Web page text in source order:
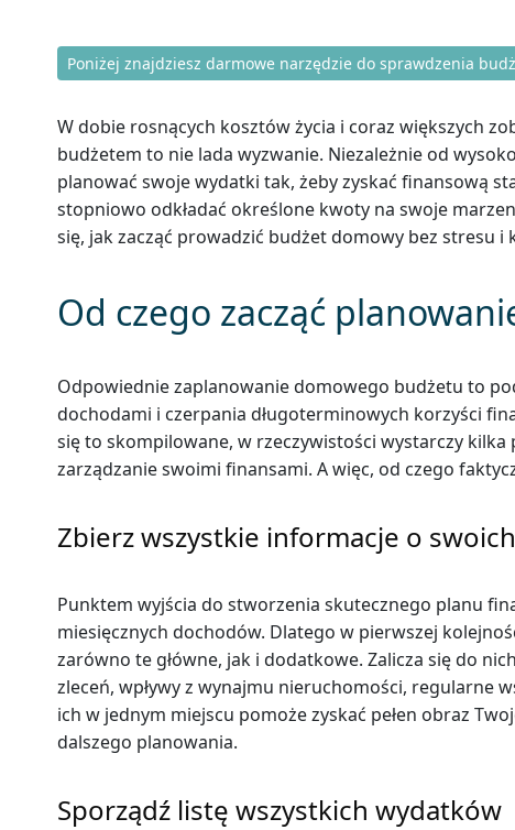
Poniżej znajdziesz darmowe narzędzie do sprawdzenia
W dobie rosnących kosztów życia i coraz większych
budżetem to nie lada wyzwanie. Niezależnie od
planować swoje wydatki tak, żeby zyskać finansową
stopniowo odkładać określone kwoty na swoje
się, jak zacząć prowadzić budżet domowy bez stresu i
Od czego zacząć
Odpowiednie zaplanowanie domowego budżetu to
dochodami i czerpania długoterminowych korzyści
się to skompilowane, w rzeczywistości wystarczy kilka
zarządzanie swoimi finansami. A więc, od czego
Zbierz wszystkie informacje o
Punktem wyjścia do stworzenia skutecznego planu
miesięcznych dochodów. Dlatego w pierwszej
zarówno te główne, jak i dodatkowe. Zalicza się do
zleceń, wpływy z wynajmu nieruchomości, regularne
ich w jednym miejscu pomoże zyskać pełen obraz
dalszego planowania.
Sporządź listę wszystkich wydatków